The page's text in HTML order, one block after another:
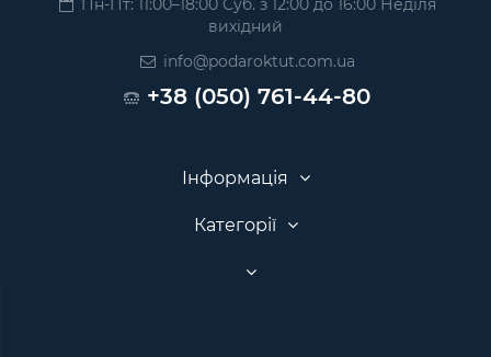
Пн-Пт: 11:00–18:00 Суб. з 12:00 до 16:00 Неділя
вихідний
info@podaroktut.com.ua
+38 (050) 761-44-80
Інформація
Категорії